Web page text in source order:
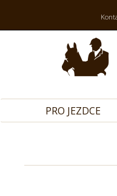
PRO JEZDCE